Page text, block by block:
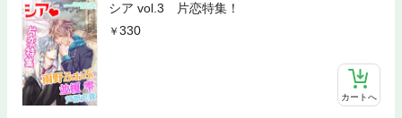
シア vol.3 片恋特集！
330
カートへ